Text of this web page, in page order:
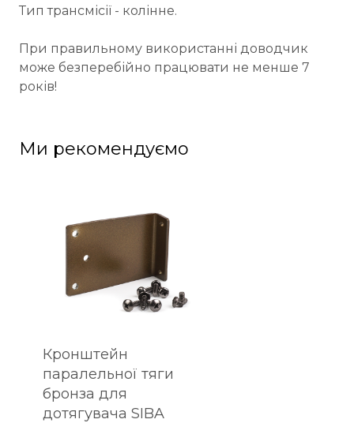
Тип трансмісії - колінне.
При правильному використанні доводчик
може безперебійно працювати не менше 7
років!
Ми рекомендуємо
Кронштейн
паралельної тяги
бронза для
дотягувача SIBA